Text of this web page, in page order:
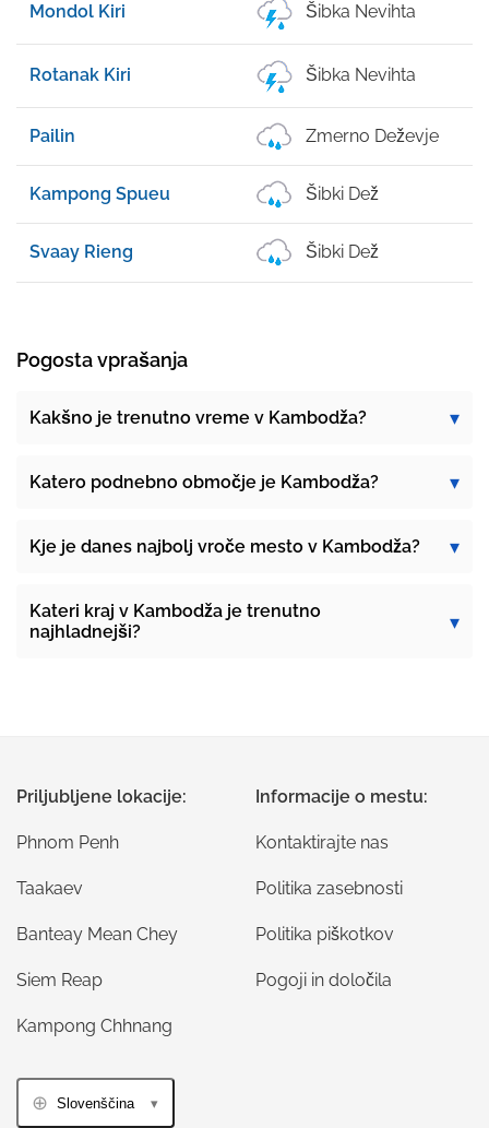
Mondol Kiri Šibka Nevihta
Rotanak Kiri Šibka Nevihta
Pailin Zmerno Deževje
Kampong Spueu Šibki Dež
Svaay Rieng Šibki Dež
Pogosta vprašanja
Kakšno je trenutno vreme v Kambodža?
Katero podnebno območje je Kambodža?
Kje je danes najbolj vroče mesto v Kambodža?
Kateri kraj v Kambodža je trenutno
najhladnejši?
Priljubljene lokacije:
Phnom Penh
Taakaev
Banteay Mean Chey
Siem Reap
Kampong Chhnang
Informacije o mestu:
Kontaktirajte nas
Politika zasebnosti
Politika piškotkov
Pogoji in določila
Slovenščina